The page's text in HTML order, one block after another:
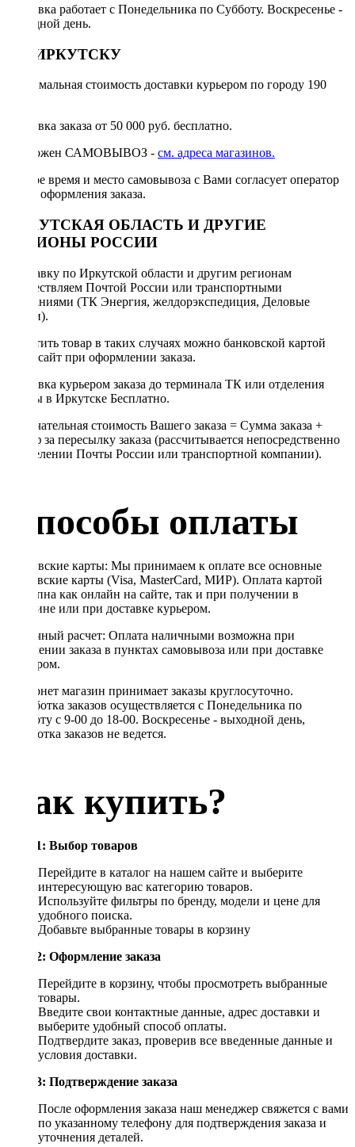
Доставка работает с Понедельника по Субботу. Воскресенье -
выходной день.
ПО ИРКУТСКУ
Минимальная стоимость доставки курьером по городу 190
Доставка заказа от 50 000 руб. бесплатно.
Возможен САМОВЫВОЗ - см. адреса магазинов.
Точное время и место самовывоза с Вами согласует оператор
после оформления заказа.
ИРКУТСКАЯ ОБЛАСТЬ И ДРУГИЕ
РЕГИОНЫ РОССИИ
Отправку по Иркутской области и другим регионам
осуществляем Почтой России или транспортными
компаниями (ТК Энергия, желдорэкспедиция, Деловые
линии).
Оплатить товар в таких случаях можно банковской картой
через сайт при оформлении заказа.
Доставка курьером заказа до терминала ТК или отделения
Почты в Иркутске Бесплатно.
Окончательная стоимость Вашего заказа = Сумма заказа +
Тариф за пересылку заказа (рассчитывается непосредственно
в отделении Почты России или транспортной компании).
Способы оплаты
Банковские карты: Мы принимаем к оплате все основные
банковские карты (Visa, MasterCard, МИР). Оплата картой
доступна как онлайн на сайте, так и при получении в
магазине или при доставке курьером.
Наличный расчет: Оплата наличными возможна при
получении заказа в пунктах самовывоза или при доставке
курьером.
Интернет магазин принимает заказы круглосуточно.
Обработка заказов осуществляется с Понедельника по
Субботу с 9-00 до 18-00. Воскресенье - выходной день,
обработка заказов не ведется.
Как купить?
Шаг 1: Выбор товаров
Перейдите в каталог на нашем сайте и выберите
интересующую вас категорию товаров.
Используйте фильтры по бренду, модели и цене для
удобного поиска.
Добавьте выбранные товары в корзину
Шаг 2: Оформление заказа
Перейдите в корзину, чтобы просмотреть выбранные
товары.
Введите свои контактные данные, адрес доставки и
выберите удобный способ оплаты.
Подтвердите заказ, проверив все введенные данные и
условия доставки.
Шаг 3: Подтверждение заказа
После оформления заказа наш менеджер свяжется с вами
по указанному телефону для подтверждения заказа и
уточнения деталей.